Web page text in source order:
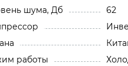
шума, Дб
62
работы